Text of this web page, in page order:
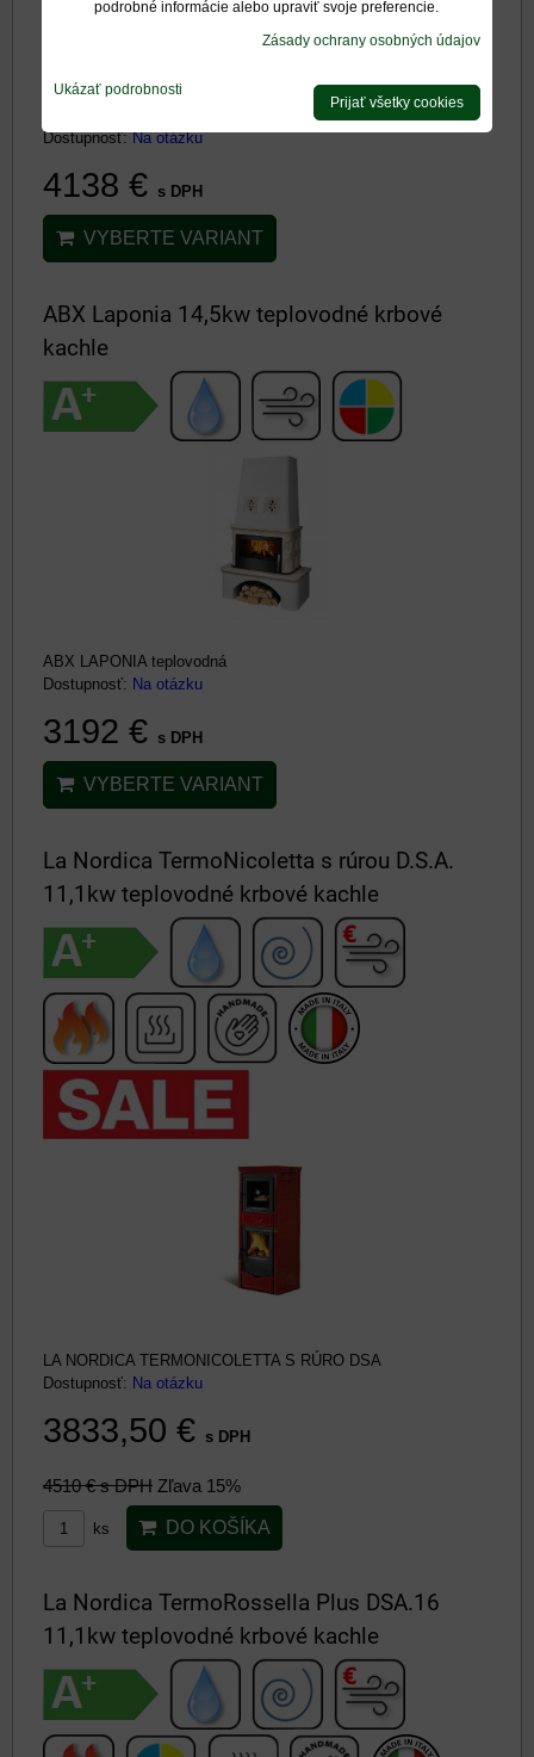
Krbové kachle - ABX KARELIA kachľový sokel teplovodná
Dostupnosť:Na otázku
4138 € s DPH
VYBERTE VARIANT
ABX Laponia 14,5kw teplovodné krbové
kachle
ABX LAPONIA teplovodná
Dostupnosť: Na otázku
3192 € s DPH
VYBERTE VARIANT
La Nordica TermoNicoletta s rúrou D.S.A.
11,1kw teplovodné krbové kachle
LA NORDICA TERMONICOLETTA S RÚRO DSA
Dostupnosť: Na otázku
3833,50 € s DPH
4510 €s DPH Zľava 15%
ks DO KOŠÍKA
La Nordica TermoRossella Plus DSA.16
11,1kw teplovodné krbové kachle
podrobné informácie alebo upraviť svoje preferencie.
Zásady ochrany osobných údajov
Ukázať podrobnosti
Prijať všetky cookies